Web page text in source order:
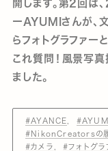
開します。第2回は
ーAYUMIさんが、
らフォトグラファー
これ質問！風景写
ました。
#AYANCE #AYUMI
#NikonCreatorsの
#カメラ
#フォトグラ